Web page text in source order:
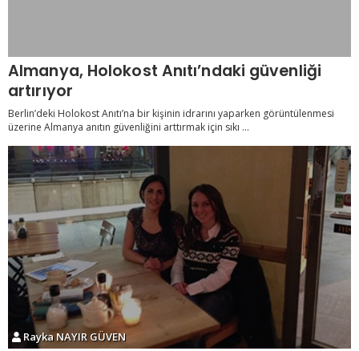
Almanya, Holokost Anıtı’ndaki güvenliği
artırıyor
Berlin’deki Holokost Anıtı’na bir kişinin idrarını yaparken görüntülenmesi
üzerine Almanya anıtın güvenliğini arttırmak için sıkı ...
Rayka NAYIR GÜVEN